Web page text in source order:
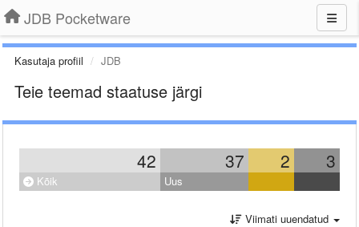
JDB Pocketware
Kasutaja profiil JDB
Teie teemad staatuse järgi
42 37 2 3
Kõik Uus
Viimati uuendatud